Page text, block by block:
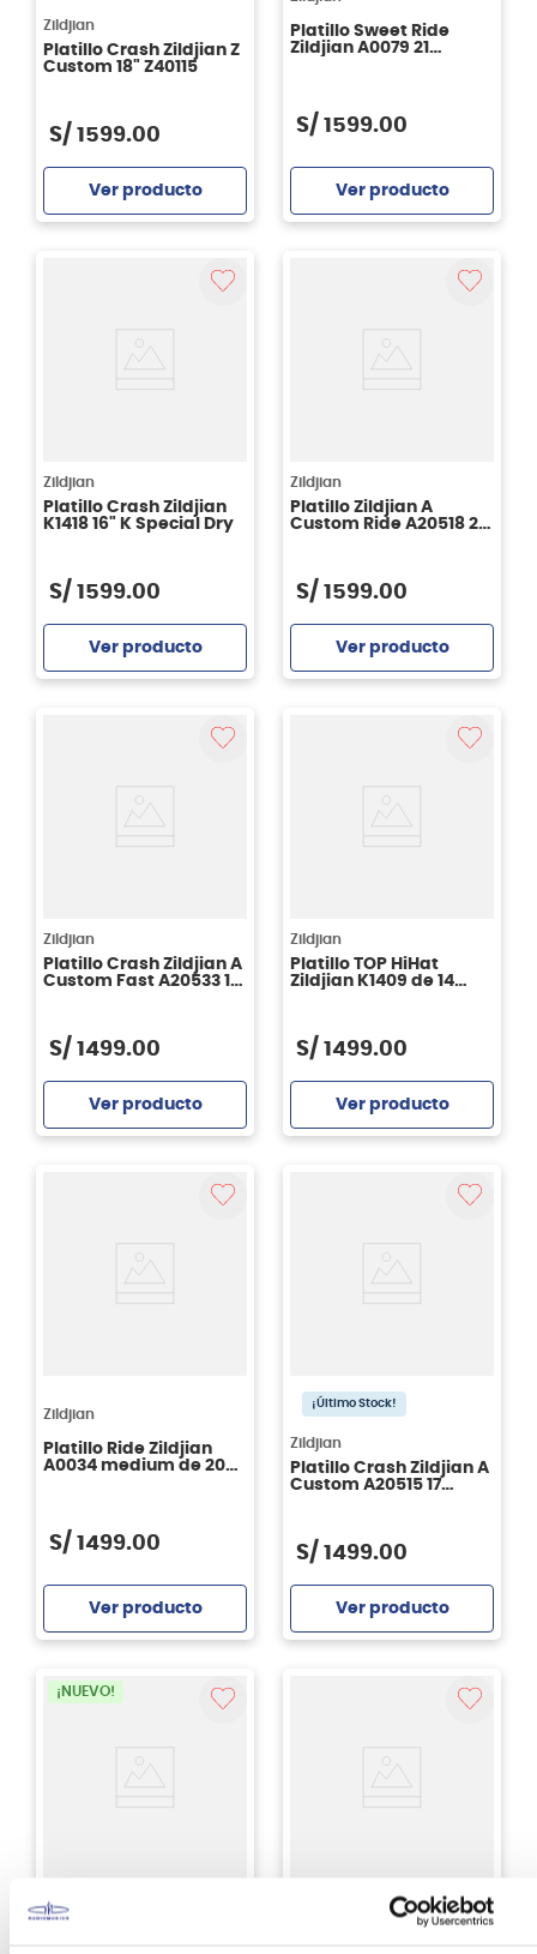
Zildjian
Platillo Crash Zildjian Z
Custom 18" Z40115
S/ 1599.00
Ver producto
Platillo Sweet Ride
Zildjian A0079 21
S/ 1599.00
Ver producto
Zildjian
Platillo Crash Zildjian
K1418 16" K Special Dry
S/ 1599.00
Ver producto
Zildjian
Platillo Zildjian A
Custom Ride A20518 20
S/ 1599.00
Ver producto
Zildjian
Platillo Crash Zildjian A
Custom Fast A20533 17
S/ 1499.00
Ver producto
Zildjian
Platillo TOP HiHat
Zildjian K1409 de 14
S/ 1499.00
Ver producto
Zildjian
Platillo Ride Zildjian
A0034 medium de 20
S/ 1499.00
Ver producto
¡Último Stock!
Zildjian
Platillo Crash Zildjian A
Custom A20515 17
S/ 1499.00
Ver producto
¡NUEVO!
Zildjian
Platillo Crash Zildjian
Pack Platillos Planet Z